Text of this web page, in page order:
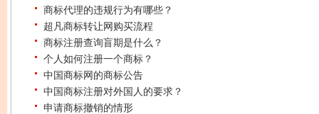
商标代理的违规行为有哪些？
超凡商标转让网购买流程
商标注册查询盲期是什么？
个人如何注册一个商标？
中国商标网的商标公告
中国商标注册对外国人的要求？
申请商标撤销的情形